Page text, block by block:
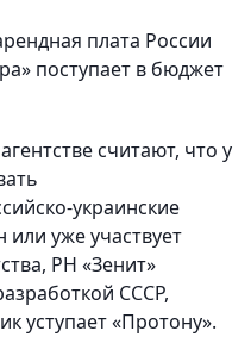
плата России
поступает в бюджет
считают, что у
украинские
уже участвует
РН «Зенит»
СССР,
уступает «Протону».